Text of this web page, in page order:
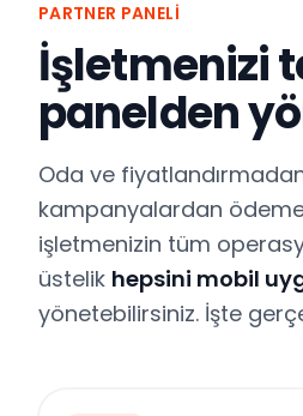
PARTNER PANELI
İşletmenizi
panelden
Oda ve
kampanyalardan
işletmenizin tüm
üstelik hepsini mobil
yönetebilirsiniz. İşte